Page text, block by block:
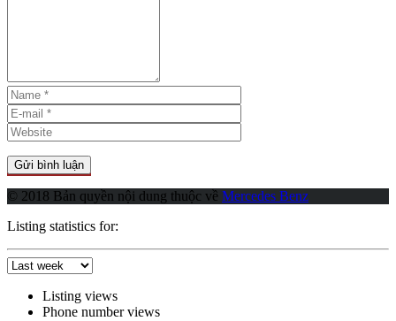
© 2018 Bản quyền nội dung thuộc về Mercedes Benz
Listing statistics for:
Listing views
Phone number views